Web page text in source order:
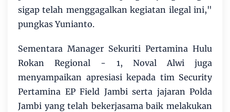
sigap telah menggagalkan kegiatan ilegal ini,"
pungkas Yunianto.
Sementara Manager Sekuriti Pertamina Hulu
Rokan Regional - 1, Noval Alwi juga
menyampaikan apresiasi kepada tim Security
Pertamina EP Field Jambi serta jajaran Polda
Jambi yang telah bekerjasama baik melakukan